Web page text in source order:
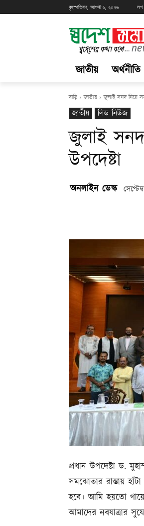
বৃহস্পতিবার, আগস্ট ৬, ২০২৬ লগ
জাতীয় অর্থনীতি
বাড়ি জাতীয় জুলাই সনদ নিয়ে
জাতীয় লিড নিউজ
জুলাই
উপদেষ্টা
অনলাইন ডেস্ক
প্রধান উপদেষ্টা ড.
সমঝোতার রাস্তায়
হবে। আমি হয়তো
আমাদের নবযাত্রার